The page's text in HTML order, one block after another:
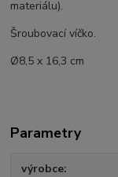
materiálu).
Šroubovací víčko.
Ø8,5 x 16,3 cm
Parametry
výrobce